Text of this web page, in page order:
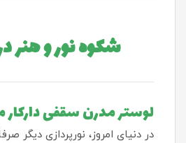
شکوه نور و هنر
لوستر مدرن سقفی دارکار
در دنیای امروز، نورپردازی دیگر